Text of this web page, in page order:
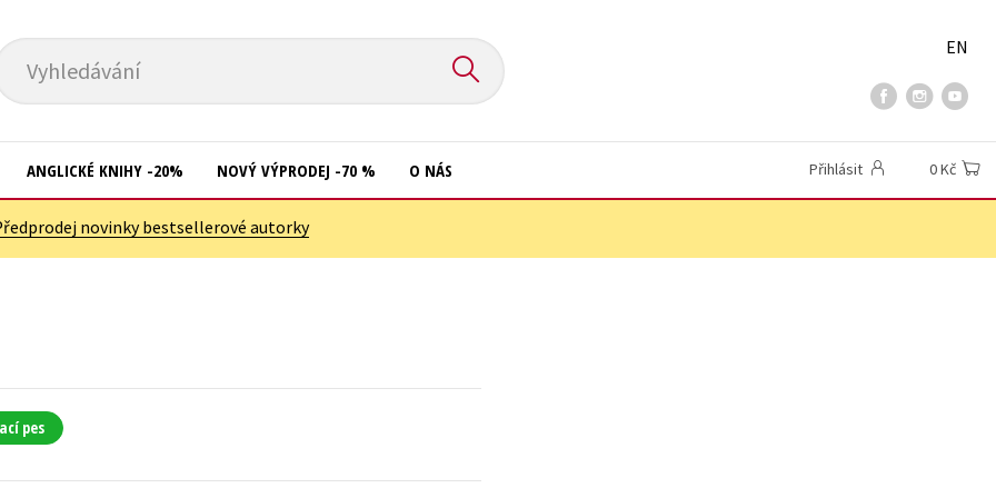
Vyhledávání
EN
ANGLICKÉ KNIHY -20% NOVÝ VÝPRODEJ -70 % O NÁS Přihlásit 0 Kč
novinky bestsellerové autorky
pes